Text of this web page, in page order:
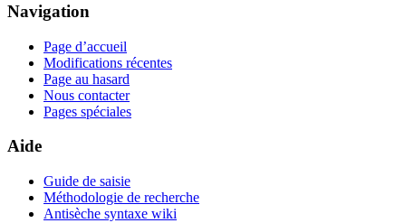
Navigation
Page d’accueil
Modifications récentes
Page au hasard
Nous contacter
Pages spéciales
Aide
Guide de saisie
Méthodologie de recherche
Antisèche syntaxe wiki